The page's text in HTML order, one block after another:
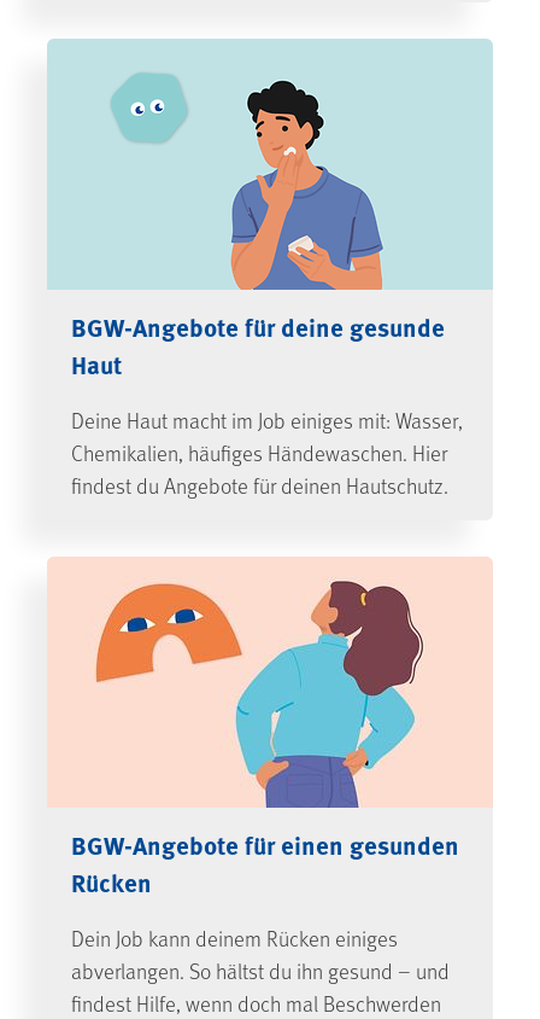
BGW-Angebote für deine gesunde
Haut
Deine Haut macht im Job einiges mit: Wasser,
Chemikalien, häufiges Händewaschen. Hier
findest du Angebote für deinen Hautschutz.
BGW-Angebote für einen gesunden
Rücken
Dein Job kann deinem Rücken einiges
abverlangen. So hältst du ihn gesund – und
findest Hilfe, wenn doch mal Beschwerden